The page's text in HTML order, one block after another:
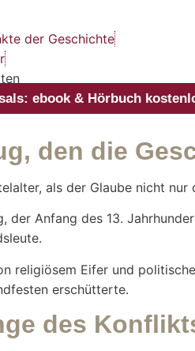
der Geschichte
ebook & Hörbuch
den die
als der Glaube nicht
der Anfang des 13.
religiösem Eifer und
erschütterte.
des